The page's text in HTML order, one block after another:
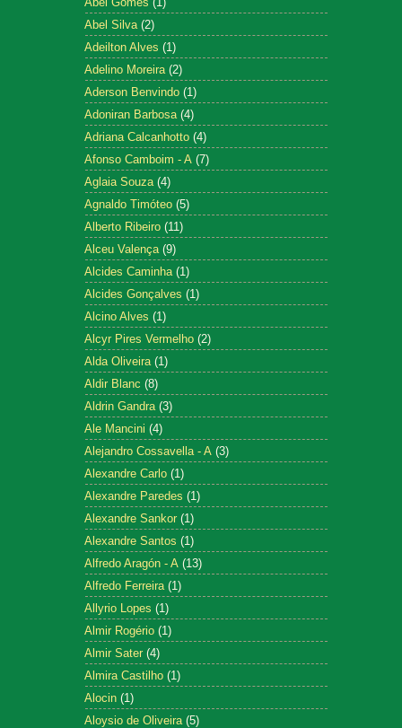
Abel Silva (2)
Adeilton Alves (1)
Adelino Moreira (2)
Aderson Benvindo (1)
Adoniran Barbosa (4)
Adriana Calcanhotto (4)
Afonso Camboim - A (7)
Aglaia Souza (4)
Agnaldo Timóteo (5)
Alberto Ribeiro (11)
Alceu Valença (9)
Alcides Caminha (1)
Alcides Gonçalves (1)
Alcino Alves (1)
Alcyr Pires Vermelho (2)
Alda Oliveira (1)
Aldir Blanc (8)
Aldrin Gandra (3)
Ale Mancini (4)
Alejandro Cossavella - A (3)
Alexandre Carlo (1)
Alexandre Paredes (1)
Alexandre Sankor (1)
Alexandre Santos (1)
Alfredo Aragón - A (13)
Alfredo Ferreira (1)
Allyrio Lopes (1)
Almir Rogério (1)
Almir Sater (4)
Almira Castilho (1)
Alocin (1)
Aloysio de Oliveira (5)